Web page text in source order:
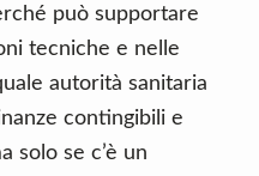
può supportare
tecniche e nelle
autorità sanitaria
contingibili e
solo se c’è un